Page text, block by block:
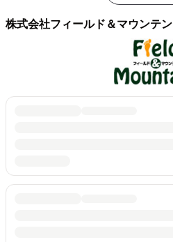
株式会社フィールド＆マウンテン